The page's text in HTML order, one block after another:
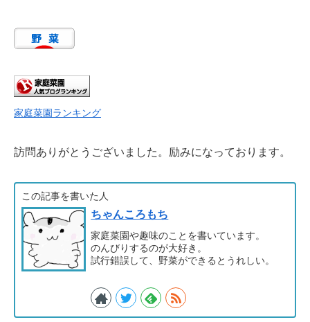
家庭菜園ランキング
訪問ありがとうございました。励みになっております。
この記事を書いた人
ちゃんころもち
家庭菜園や趣味のことを書いています。
のんびりするのが大好き。
試行錯誤して、野菜ができるとうれしい。